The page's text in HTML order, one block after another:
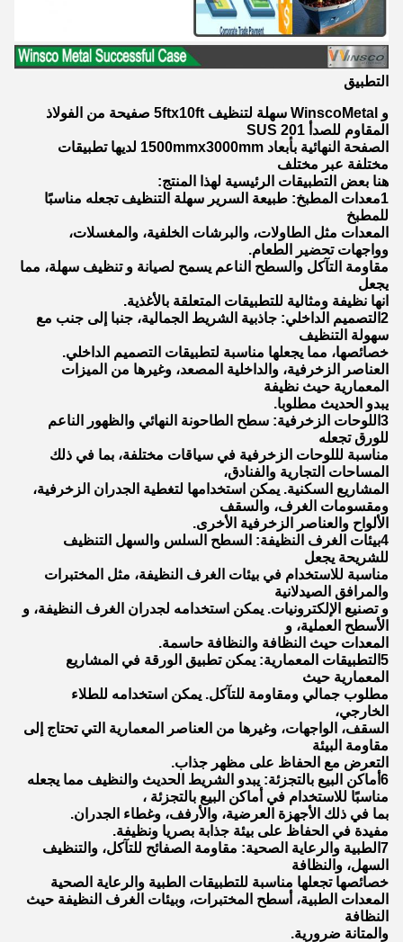
التطبيق
و WinscoMetal سهلة لتنظيف 5ftx10ft صفيحة من الفولاذ
المقاوم للصدأ SUS 201
الصفحة النهائية بأبعاد 1500mmx3000mm لديها تطبيقات
مختلفة عبر مختلف
هنا بعض التطبيقات الرئيسية لهذا المنتج:
1معدات المطبخ: طبيعة السرير سهلة التنظيف تجعله مناسبًا
للمطبخ
المعدات مثل الطاولات، والبرشات الخلفية، والمغسلات،
وواجهات تحضير الطعام.
مقاومة التآكل والسطح الناعم يسمح لصيانة و تنظيف سهلة، مما
يجعل
انها نظيفة ومثالية للتطبيقات المتعلقة بالأغذية.
2التصميم الداخلي: جاذبية الشريط الجمالية، جنبا إلى جنب مع
سهولة التنظيف
خصائصها، مما يجعلها مناسبة لتطبيقات التصميم الداخلي.
العناصر الزخرفية، والداخلية المصعد، وغيرها من الميزات
المعمارية حيث نظيفة
يبدو الحديث مطلوبا.
3اللوحات الزخرفية: سطح الطاحونة النهائي والظهور الناعم
للورق تجعله
مناسبة لللوحات الزخرفية في سياقات مختلفة، بما في ذلك
المساحات التجارية والفنادق،
المشاريع السكنية. يمكن استخدامها لتغطية الجدران الزخرفية،
ومقسومات الغرف، والسقف
الألواح والعناصر الزخرفية الأخرى.
4بيئات الغرف النظيفة: السطح السلس والسهل التنظيف
للشريحة يجعل
مناسبة للاستخدام في بيئات الغرف النظيفة، مثل المختبرات
والمرافق الصيدلانية
و تصنيع الإلكترونيات. يمكن استخدامه لجدران الغرف النظيفة، و
الأسطح العملية، و
المعدات حيث النظافة والنظافة حاسمة.
5التطبيقات المعمارية: يمكن تطبيق الورقة في المشاريع
المعمارية حيث
مطلوب جمالي ومقاومة للتآكل. يمكن استخدامه للطلاء
الخارجي،
السقف، الواجهات، وغيرها من العناصر المعمارية التي تحتاج إلى
مقاومة البيئة
التعرض مع الحفاظ على مظهر جذاب.
6أماكن البيع بالتجزئة: يبدو الشريط الحديث والنظيف مما يجعله
مناسبًا للاستخدام في أماكن البيع بالتجزئة ،
بما في ذلك الأجهزة العرضية، والأرفف، وغطاء الجدران.
مفيدة في الحفاظ على بيئة جذابة بصريا ونظيفة.
7الطبية والرعاية الصحية: مقاومة الصفائح للتآكل، والتنظيف
السهل، والنظافة
خصائصها تجعلها مناسبة للتطبيقات الطبية والرعاية الصحية
المعدات الطبية، أسطح المختبرات، وبيئات الغرف النظيفة حيث
النظافة
والمتانة ضرورية.